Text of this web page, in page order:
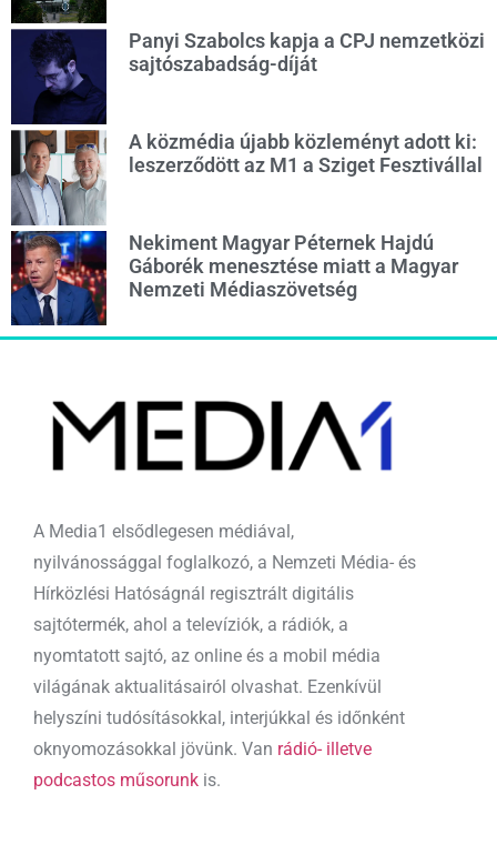
Panyi Szabolcs kapja a CPJ nemzetközi
sajtószabadság-díját
A közmédia újabb közleményt adott ki:
leszerződött az M1 a Sziget Fesztivállal
Nekiment Magyar Péternek Hajdú
Gáborék menesztése miatt a Magyar
Nemzeti Médiaszövetség
A Media1 elsődlegesen médiával,
nyilvánossággal foglalkozó, a Nemzeti Média- és
Hírközlési Hatóságnál regisztrált digitális
sajtótermék, ahol a televíziók, a rádiók, a
nyomtatott sajtó, az online és a mobil média
világának aktualitásairól olvashat. Ezenkívül
helyszíni tudósításokkal, interjúkkal és időnként
oknyomozásokkal jövünk. Van rádió- illetve
podcastos műsorunk is.